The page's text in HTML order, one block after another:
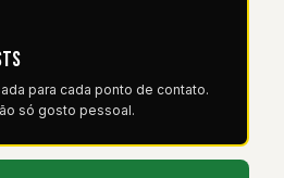
para cada ponto de contato.
só gosto pessoal.